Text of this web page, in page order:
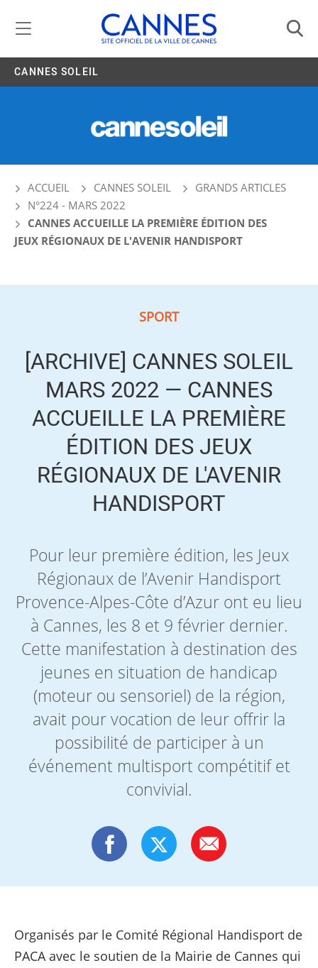
CANNES SOLEIL
ACCUEIL CANNES SOLEIL
GRANDS ARTICLES
N°224 - MARS 2022
CANNES ACCUEILLE LA PREMIÈRE ÉDITION DES
JEUX RÉGIONAUX DE L'AVENIR HANDISPORT
SPORT
[ARCHIVE] CANNES SOLEIL
MARS 2022 — CANNES
ACCUEILLE LA PREMIÈRE
ÉDITION DES JEUX
RÉGIONAUX DE L'AVENIR
HANDISPORT
Pour leur première édition, les Jeux
Régionaux de l’Avenir Handisport
Provence-Alpes-Côte d’Azur ont eu lieu
à Cannes, les 8 et 9 février dernier.
Cette manifestation à destination des
jeunes en situation de handicap
(moteur ou sensoriel) de la région,
avait pour vocation de leur offrir la
possibilité de participer à un
événement multisport compétitif et
convivial.
Organisés par le Comité Régional Handisport de
PACA avec le soutien de la Mairie de Cannes qui